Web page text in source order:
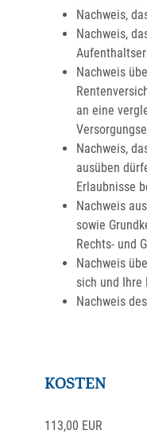
Nachweis,
Nachweis,
Nachweis
an eine
Nachweis,
ausüben
Erlaubnisse
Nachweis
sowie
Rechts- und
Nachweis
sich und Ihre
Nachweis
KOSTEN
113,00 EUR